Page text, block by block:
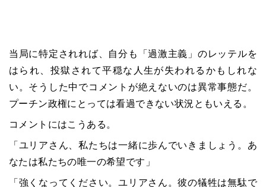
当局に特定されれば、自分も「過激主義」のレッテルを
はられ、投獄されて平穏な人生が失われるかもしれな
い。そうした中でコメントが絶えないのは異常事態だ。
プーチン政権にとっては看過できない状況ともいえる。
コメントにはこうある。
「ユリアさん、私たちは一緒に歩んでいきましょう。あ
なたは私たちの唯一の希望です」
「強くなってください。ユリアさん。彼の犠牲は無駄で